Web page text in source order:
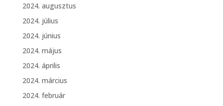
2024. augusztus
2024. július
2024. június
2024. május
2024. április
2024. március
2024. február